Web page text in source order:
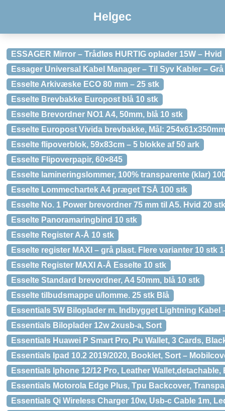
Helgec
ESSAGER Mirror – Trådløs HURTIG oplader 15W – Hvid
Essager Universal Kabel Manager – Til Syv Kabler – Grå
Esselte Arkivæske ECO 80 mm – 25 stk
Esselte Brevbakke Europost blå 10 stk
Esselte Brevordner NO1 A4, 50mm, blå 10 stk
Esselte Europost Vivida brevbakke, Mål:
Esselte flipoverblok, 59x83cm – 5 blokke af 50 ark
Esselte Flipoverpapir, 60×845
Esselte lamineringslommer, 100% transparente (klar)
Esselte Lommechartek A4 præget TSÅ 100 stk
Esselte No. 1 Power brevordner 75 mm til A5. Hvid 20 stk
Esselte Panoramaringbind 10 stk
Esselte Register A-Å 10 stk
Esselte register MAXI – grå plast. Flere varianter 10 stk
Esselte Register MAXI A-Å Esselte 10 stk
Esselte Standard brevordner, A4 50mm, blå 10 stk
Esselte tilbudsmappe u/lomme. 25 stk Blå
Essentials 5W Biloplader m. Indbygget Lightning Kabel
Essentials Biloplader 12w 2xusb-a, Sort
Essentials Huawei P Smart Pro, Pu Wallet, 3 Cards,
Essentials Ipad 10.2 2019/2020, Booklet, Sort –
Essentials Iphone 12/12 Pro, Leather Wallet,detachable,
Essentials Motorola Edge Plus, Tpu Backcover,
Essentials Qi Wireless Charger 10w, Usb-c Cable 1m,